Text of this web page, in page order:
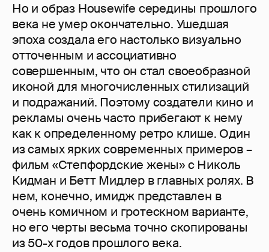
Но и образ Housewife середины прошлого
века не умер окончательно. Ушедшая
эпоха создала его настолько визуально
отточенным и ассоциативно
совершенным, что он стал своеобразной
иконой для многочисленных стилизаций
и подражаний. Поэтому создатели кино и
рекламы очень часто прибегают к нему
как к определенному ретро клише. Один
из самых ярких современных примеров –
фильм «Степфордские жены» с Николь
Кидман и Бетт Мидлер в главных ролях. В
нем, конечно, имидж представлен в
очень комичном и гротескном варианте,
но его черты весьма точно скопированы
из 50-х годов прошлого века.